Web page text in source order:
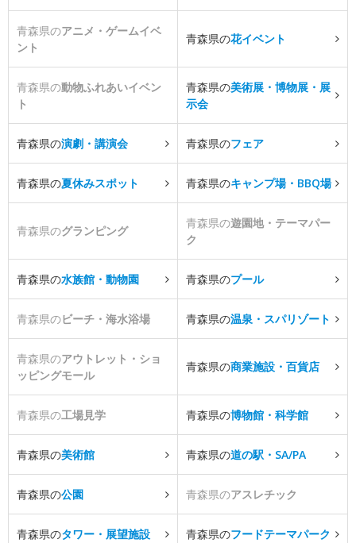
青森県のアニメ・ゲームイベ
ント
青森県の花イベント
青森県の動物ふれあいイベン
ト
青森県の美術展・博物展・展
示会
青森県の演劇・講演会 青森県のフェア
青森県の夏休みスポット 青森県のキャンプ場・BBQ場
青森県のグランピング
青森県の遊園地・テーマパー
ク
青森県の水族館・動物園 青森県のプール
青森県のビーチ・海水浴場 青森県の温泉・スパリゾート
青森県のアウトレット・ショ
ッピングモール
青森県の商業施設・百貨店
青森県の工場見学 青森県の博物館・科学館
青森県の美術館 青森県の道の駅・SA/PA
青森県の公園 青森県のアスレチック
青森県のタワー・展望施設 青森県のフードテーマパーク